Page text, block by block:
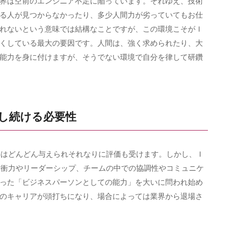
人が見つからなかったり、多少人間力が劣っていてもお仕
いという意味では結構なことですが、この環境こそがＩ
している最大の要因です。人間は、強く求められたり、大
力を身に付けますが、そうでない環境で自分を律して研鑽
続ける必要性
どんどん与えられそれなりに評価も受けます。しかし、Ｉ
力やリーダーシップ、チームの中での協調性やコミュニケ
「ビジネスパーソンとしての能力」を大いに問われ始め
キャリアが頭打ちになり、場合によっては業界から退場さ